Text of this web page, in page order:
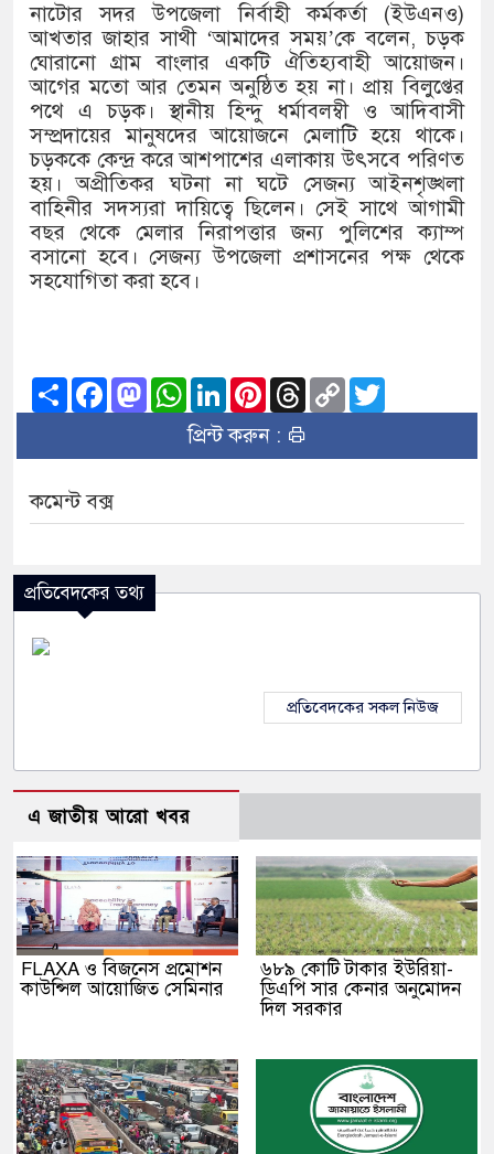
নাটোর সদর উপজেলা নির্বাহী কর্মকর্তা (ইউএনও)
আখতার জাহার সাথী ‘আমাদের সময়’কে বলেন, চড়ক
ঘোরানো গ্রাম বাংলার একটি ঐতিহ্যবাহী আয়োজন।
আগের মতো আর তেমন অনুষ্ঠিত হয় না। প্রায় বিলুপ্তের
পথে এ চড়ক। স্থানীয় হিন্দু ধর্মাবলম্বী ও আদিবাসী
সম্প্রদায়ের মানুষদের আয়োজনে মেলাটি হয়ে থাকে।
চড়ককে কেন্দ্র করে আশপাশের এলাকায় উৎসবে পরিণত
হয়। অপ্রীতিকর ঘটনা না ঘটে সেজন্য আইনশৃঙ্খলা
বাহিনীর সদস্যরা দায়িত্বে ছিলেন। সেই সাথে আগামী
বছর থেকে মেলার নিরাপত্তার জন্য পুলিশের ক্যাম্প
বসানো হবে। সেজন্য উপজেলা প্রশাসনের পক্ষ থেকে
সহযোগিতা করা হবে।
ShareFacebook
Mastodon
WhatsApp
LinkedInPinterest
Threads
Copy
Link
প্রিন্ট করুন :
কমেন্ট বক্স
প্রতিবেদকের তথ্য
প্রতিবেদকের সকল নিউজ
এ জাতীয় আরো খবর
FLAXA ও বিজনেস প্রমোশন
কাউন্সিল আয়োজিত সেমিনার
৬৮৯ কোটি টাকার ইউরিয়া-
ডিএপি সার কেনার অনুমোদন
দিল সরকার